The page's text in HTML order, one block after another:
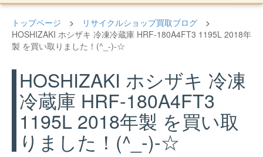
トップページ > リサイクルショップ買取ブログ >
HOSHIZAKI ホシザキ 冷凍冷蔵庫 HRF-180A4FT3 1195L 2018年
製 を買い取りました！(^_-)-☆
HOSHIZAKI ホシザキ 冷凍
冷蔵庫 HRF-180A4FT3
1195L 2018年製 を買い取
りました！(^_-)-☆